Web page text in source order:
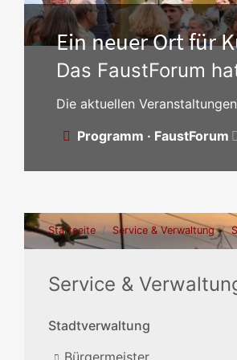
Ein neuer Ort für
Das FaustForum
Die aktuellen
Programm · FaustForum
Startseite Service & Verwaltung
Service &
Stadtverwaltung
Bürgermeister